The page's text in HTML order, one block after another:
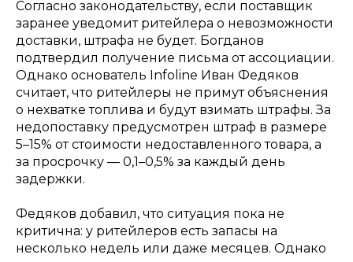
Согласно законодательству, если поставщик
заранее уведомит ритейлера о невозможности
доставки, штрафа не будет. Богданов
подтвердил получение письма от ассоциации.
Однако основатель Infoline Иван Федяков
считает, что ритейлеры не примут объяснения
о нехватке топлива и будут взимать штрафы. За
недопоставку предусмотрен штраф в размере
5–15% от стоимости недоставленного товара, а
за просрочку — 0,1–0,5% за каждый день
задержки.
Федяков добавил, что ситуация пока не
критична: у ритейлеров есть запасы на
несколько недель или даже месяцев. Однако